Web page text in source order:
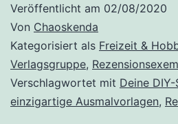
Veröffentlicht am 02/08/2020
Von Chaoskenda
Kategorisiert als Freizeit &
Verlagsgruppe,
Verschlagwortet mit Deine
einzigartige Ausmalvorlagen,